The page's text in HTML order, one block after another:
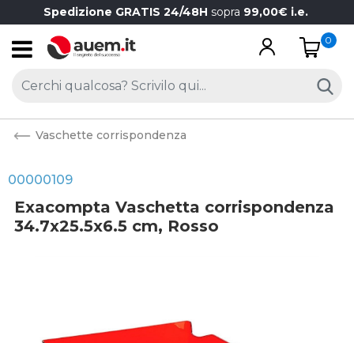
Spedizione GRATIS 24/48H sopra 99,00€ i.e.
Open
0
Vaschette corrispondenza
00000109
Exacompta Vaschetta corrispondenza
34.7x25.5x6.5 cm, Rosso